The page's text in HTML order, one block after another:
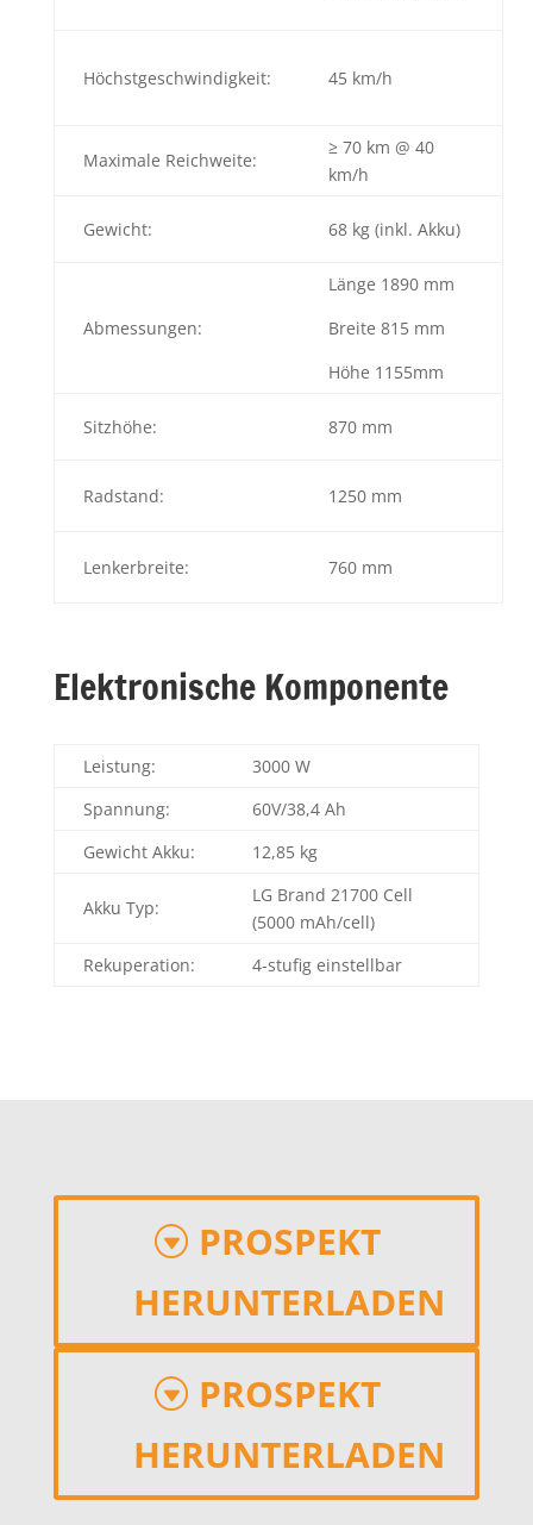
Höchstgeschwindigkeit: 45 km/h
Maximale Reichweite:
≥ 70 km @ 40
km/h
Gewicht: 68 kg (inkl. Akku)
Abmessungen:
Länge 1890 mm
Breite 815 mm
Höhe 1155mm
Sitzhöhe: 870 mm
Radstand: 1250 mm
Lenkerbreite: 760 mm
Elektronische Komponente
Leistung:
3000 W
Spannung:
60V/38,4 Ah
Gewicht Akku:
12,85 kg
Akku Typ:
LG Brand 21700 Cell
(5000 mAh/cell)
Rekuperation:
4-stufig einstellbar
PROSPEKT
HERUNTERLADEN
PROSPEKT
HERUNTERLADEN